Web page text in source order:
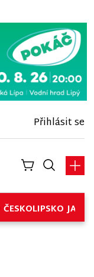
Přihlásit se
ČESKOLIPSKO